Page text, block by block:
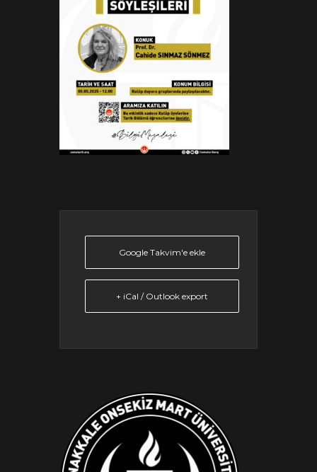
Google Takvim'e ekle
+ iCal / Outlook export